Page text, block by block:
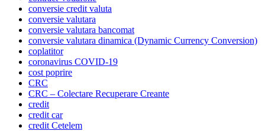
conversie credit valuta
conversie valutara
conversie valutara bancomat
conversie valutara dinamica (Dynamic Currency Conversion)
coplatitor
coronavirus COVID-19
cost poprire
CRC
CRC – Colectare Recuperare Creante
credit
credit car
credit Cetelem